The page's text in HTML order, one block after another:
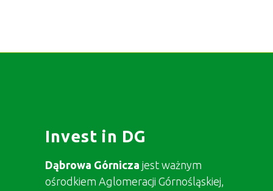
Invest in DG
Dąbrowa Górnicza jest ważnym
ośrodkiem Aglomeracji Górnośląskiej,